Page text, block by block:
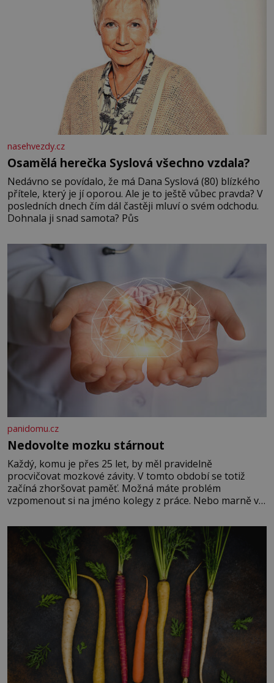
nasehvezdy.cz
Osamělá herečka Syslová všechno vzdala?
Nedávno se povídalo, že má Dana Syslová (80) blízkého
přítele, který je jí oporou. Ale je to ještě vůbec pravda? V
posledních dnech čím dál častěji mluví o svém odchodu.
Dohnala ji snad samota? Půs
panidomu.cz
Nedovolte mozku stárnout
Každý, komu je přes 25 let, by měl pravidelně
procvičovat mozkové závity. V tomto období se totiž
začíná zhoršovat paměť. Možná máte problém
vzpomenout si na jméno kolegy z práce. Nebo marně v
Je to opravdu tak, s věkem jako kdyby se paměť
rozhodla stávkovat. Cvičte